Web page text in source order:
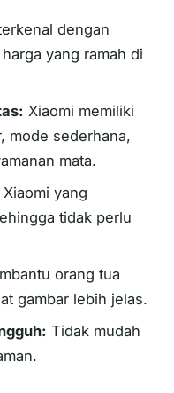
dengan
yang ramah di
Xiaomi memiliki
mode sederhana,
mata.
yang
tidak perlu
orang tua
gambar lebih jelas.
Tidak mudah